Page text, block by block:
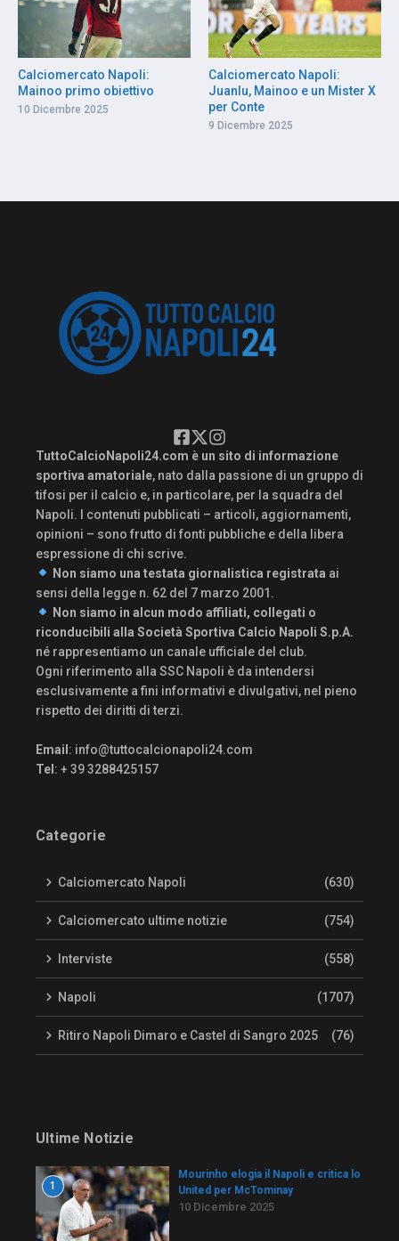
Calciomercato Napoli:
Mainoo primo obiettivo
10 Dicembre 2025
Calciomercato Napoli:
Juanlu, Mainoo e un Mister X
per Conte
9 Dicembre 2025
TuttoCalcioNapoli24.com è un sito di informazione
sportiva amatoriale, nato dalla passione di un gruppo di
tifosi per il calcio e, in particolare, per la squadra del
Napoli. I contenuti pubblicati – articoli, aggiornamenti,
opinioni – sono frutto di fonti pubbliche e della libera
espressione di chi scrive.
Non siamo una testata giornalistica registrata ai
sensi della legge n. 62 del 7 marzo 2001.
Non siamo in alcun modo affiliati, collegati o
riconducibili alla Società Sportiva Calcio Napoli S.p.A.
né rappresentiamo un canale ufficiale del club.
Ogni riferimento alla SSC Napoli è da intendersi
esclusivamente a fini informativi e divulgativi, nel pieno
rispetto dei diritti di terzi.
Email : info@tuttocalcionapoli24.com
Tel : + 39 3288425157
Categorie
Calciomercato Napoli (630)
Calciomercato ultime notizie (754)
Interviste (558)
Napoli (1707)
Ritiro Napoli Dimaro e Castel di Sangro 2025 (76)
Ultime Notizie
1
Mourinho elogia il Napoli e critica lo
United per McTominay
10 Dicembre 2025